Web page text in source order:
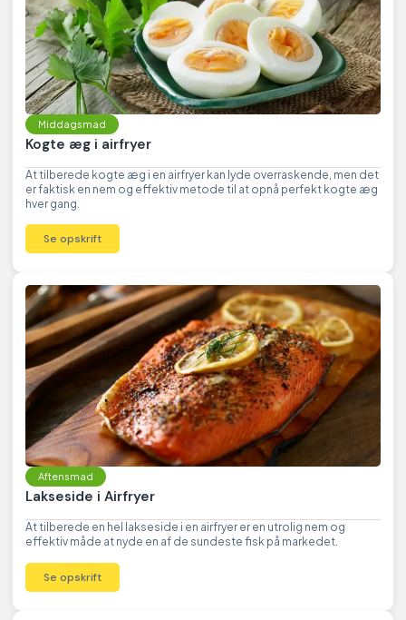
Middagsmad
Kogte æg i airfryer
At tilberede kogte æg i en airfryer kan lyde overraskende, men det
er faktisk en nem og effektiv metode til at opnå perfekt kogte æg
hver gang.
Se opskrift
Aftensmad
Lakseside i Airfryer
At tilberede en hel lakseside i en airfryer er en utrolig nem og
effektiv måde at nyde en af de sundeste fisk på markedet.
Se opskrift